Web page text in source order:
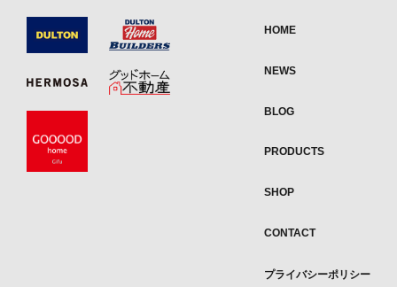
HOME
NEWS
BLOG
PRODUCTS
SHOP
CONTACT
プライバシーポリシー